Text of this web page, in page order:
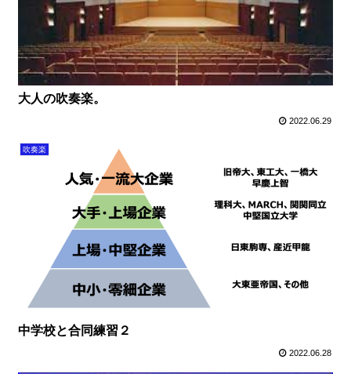
大人の吹奏楽。
2022.06.29
吹奏楽
中学校と合同練習２
2022.06.28